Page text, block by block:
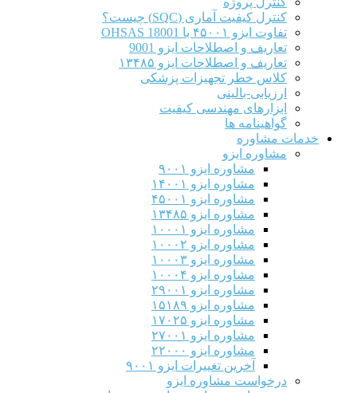
کنترل کیفیت آماری (SQC) چیست؟
تفاوت ایزو ۴۵۰۰۱ با OHSAS 18001
تعاریف و اصطلاحات ایزو 9001
تعاریف و اصطلاحات ایزو ۱۳۴۸۵
کلاس خطر تجهیزات پزشکی
ارزیابی-بالینی
ابزارهای مهندسی کیفیت
گواهینامه ها
خدمات مشاوره
مشاوره ایزو
مشاوره ایزو ۹۰۰۱
مشاوره ایزو ۱۴۰۰۱
مشاوره ایزو ۴۵۰۰۱
مشاوره ایزو ۱۳۴۸۵
مشاوره ایزو ۱۰۰۰۱
مشاوره ایزو ۱۰۰۰۲
مشاوره ایزو ۱۰۰۰۳
مشاوره ایزو ۱۰۰۰۴
مشاوره ایزو ۲۹۰۰۱
مشاوره ایزو ۱۵۱۸۹
مشاوره ایزو ۱۷۰۲۵
مشاوره ایزو ۲۷۰۰۱
مشاوره ایزو ۲۲۰۰۰
آخرین تغییرات ایزو ۹۰۰۱
درخواست مشاوره ایزو